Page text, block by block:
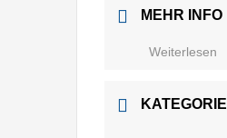
MEHR INFO
Weiterlesen
KATEGORIE